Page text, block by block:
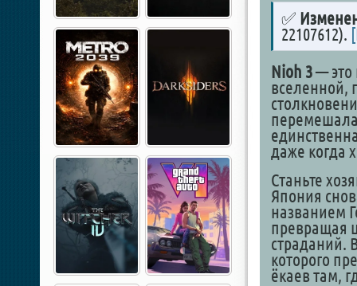
✅
22107612).
Nioh 3— это
вселенной,
даже когда
Станьте
Япония
названием
превращая
страданий.
которого
ёкаев там,